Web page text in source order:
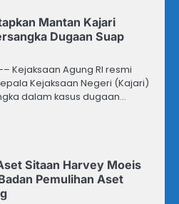
Mantan Kajari
Dugaan Suap
– Kejaksaan Agung RI resmi
Kejaksaan Negeri (Kajari)
dalam kasus dugaan…
Sitaan Harvey Moeis
Pemulihan Aset